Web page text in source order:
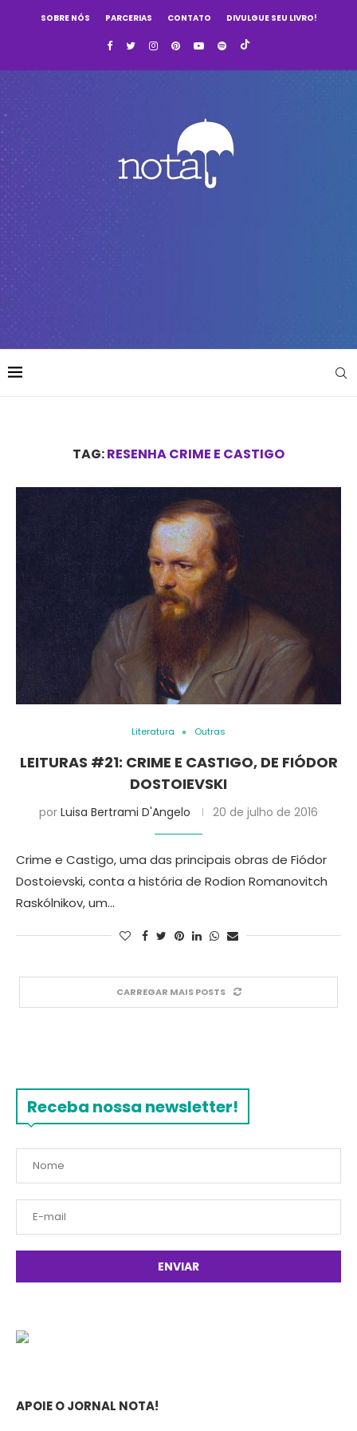
SOBRE NÓS PARCERIAS CONTATO DIVULGUE SEU LIVRO!
TAG:RESENHA CRIME E CASTIGO
Literatura Outras
LEITURAS #21: CRIME E CASTIGO, DE FIÓDOR
DOSTOIEVSKI
por Luisa Bertrami D'Angelo 20 de julho de 2016
Crime e Castigo, uma das principais obras de Fiódor
Dostoievski, conta a história de Rodion Romanovitch
Raskólnikov, um…
CARREGAR MAIS POSTS
Receba nossa newsletter!
APOIE O JORNAL NOTA!